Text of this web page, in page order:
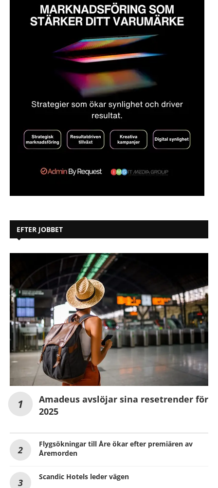
EFTER JOBBET
Amadeus avslöjar sina resetrender för
2025
Flygsökningar till Åre ökar efter premiären av
Åremorden
Scandic Hotels leder vägen